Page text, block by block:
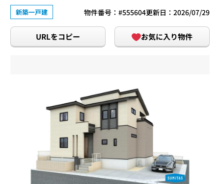
新築一戸建 物件番号：#555604更新日：2026/07/29
URLをコピー お気に入り物件